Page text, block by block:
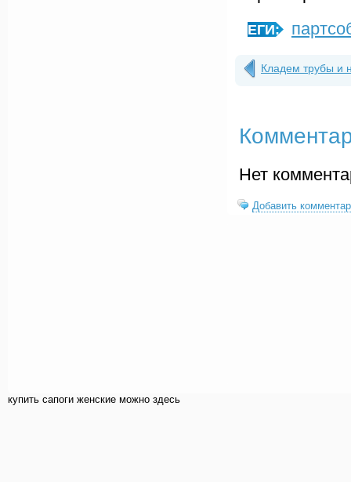
ТЕГИ:
Кладем трубы и
Нет
Добавить
купить cапоги женские можно здесь